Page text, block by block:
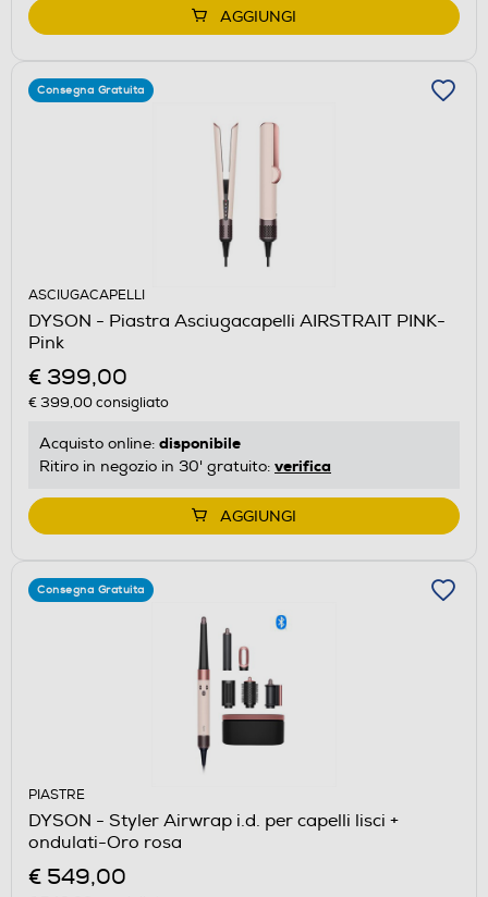
AGGIUNGI
Consegna Gratuita
ASCIUGACAPELLI
DYSON - Piastra Asciugacapelli AIRSTRAIT PINK-
Pink
€ 399,00
€ 399,00consigliato
Acquisto online: disponibile
Ritiro in negozio in 30' gratuito: verifica
AGGIUNGI
Consegna Gratuita
PIASTRE
DYSON - Styler Airwrap i.d. per capelli lisci +
ondulati-Oro rosa
€ 549,00